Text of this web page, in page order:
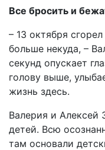
Все бросить и
– 13 октября
больше некуда, –
секунд опускает
голову выше,
жизнь здесь.
Валерия и Алексей
детей. Всю
там основали